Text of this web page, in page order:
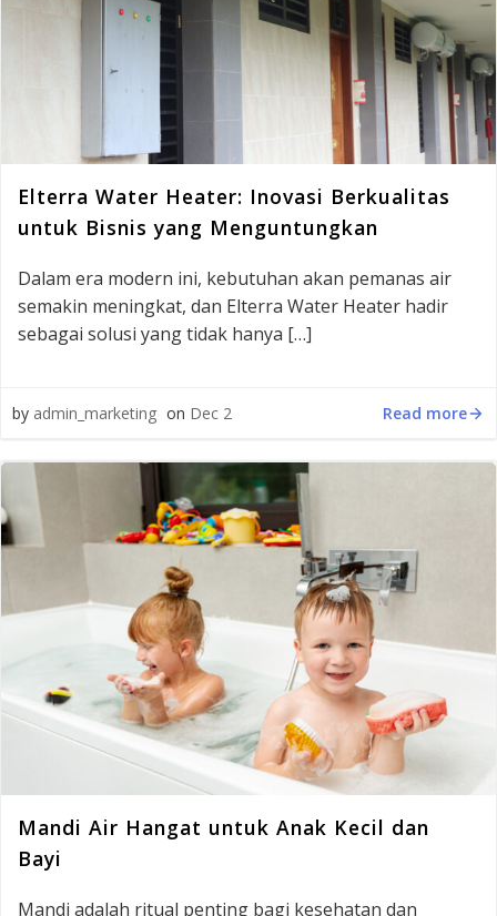
Elterra Water Heater: Inovasi Berkualitas
untuk Bisnis yang Menguntungkan
Dalam era modern ini, kebutuhan akan pemanas air
semakin meningkat, dan Elterra Water Heater hadir
sebagai solusi yang tidak hanya […]
by admin_marketing on Dec 2 Read more
Mandi Air Hangat untuk Anak Kecil dan
Bayi
Mandi adalah ritual penting bagi kesehatan dan